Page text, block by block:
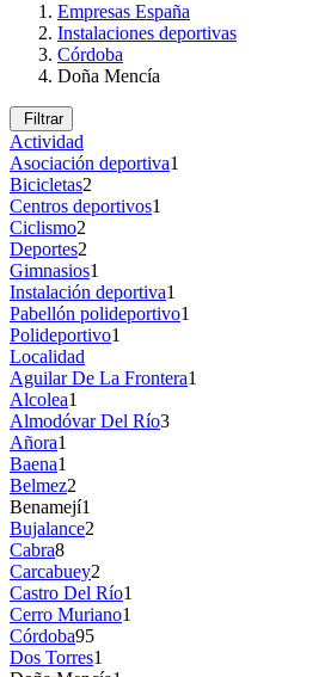
Empresas España
Instalaciones deportivas
Córdoba
Doña Mencía
Filtrar
Actividad
Asociación deportiva1
Bicicletas2
Centros deportivos1
Ciclismo2
Deportes2
Gimnasios1
Instalación deportiva1
Pabellón polideportivo1
Polideportivo1
Localidad
Aguilar De La Frontera1
Alcolea1
Almodóvar Del Río3
Añora1
Baena1
Belmez2
Benamejí1
Bujalance2
Cabra8
Carcabuey2
Castro Del Río1
Cerro Muriano1
Córdoba95
Dos Torres1